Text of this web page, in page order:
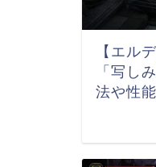
【エル
「写し
法や性